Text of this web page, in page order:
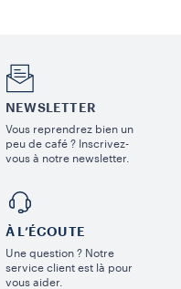
NEWSLETTER
Vous reprendrez bien un
peu de café ? Inscrivez-
vous à notre newsletter.
À L’ÉCOUTE
Une question ? Notre
service client est là pour
vous aider.